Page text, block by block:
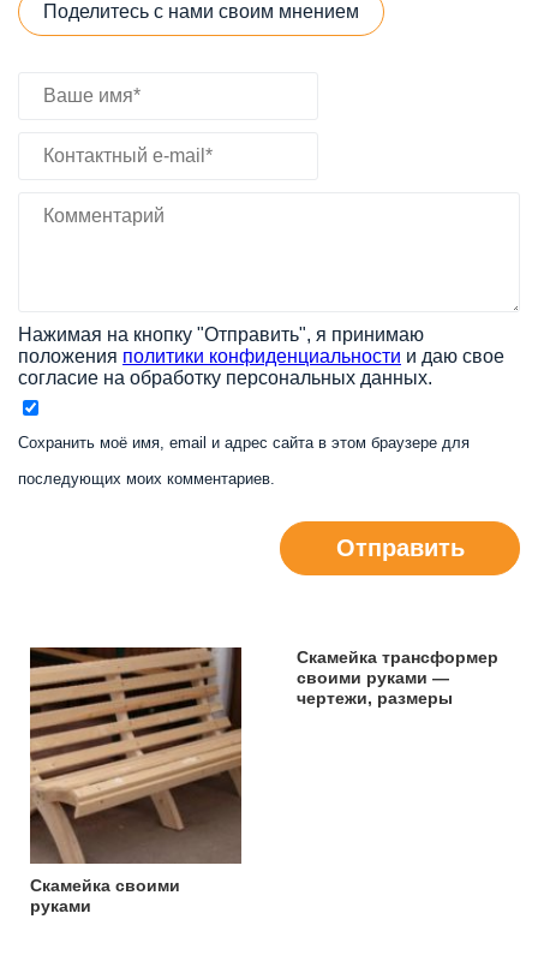
Поделитесь с нами своим мнением
Нажимая на кнопку "Отправить", я принимаю
положения политики конфиденциальности и даю свое
согласие на обработку персональных данных.
Сохранить моё имя, email и адрес сайта в этом браузере для
последующих моих комментариев.
Отправить
Скамейка своими
руками
Скамейка трансформер
своими руками —
чертежи, размеры